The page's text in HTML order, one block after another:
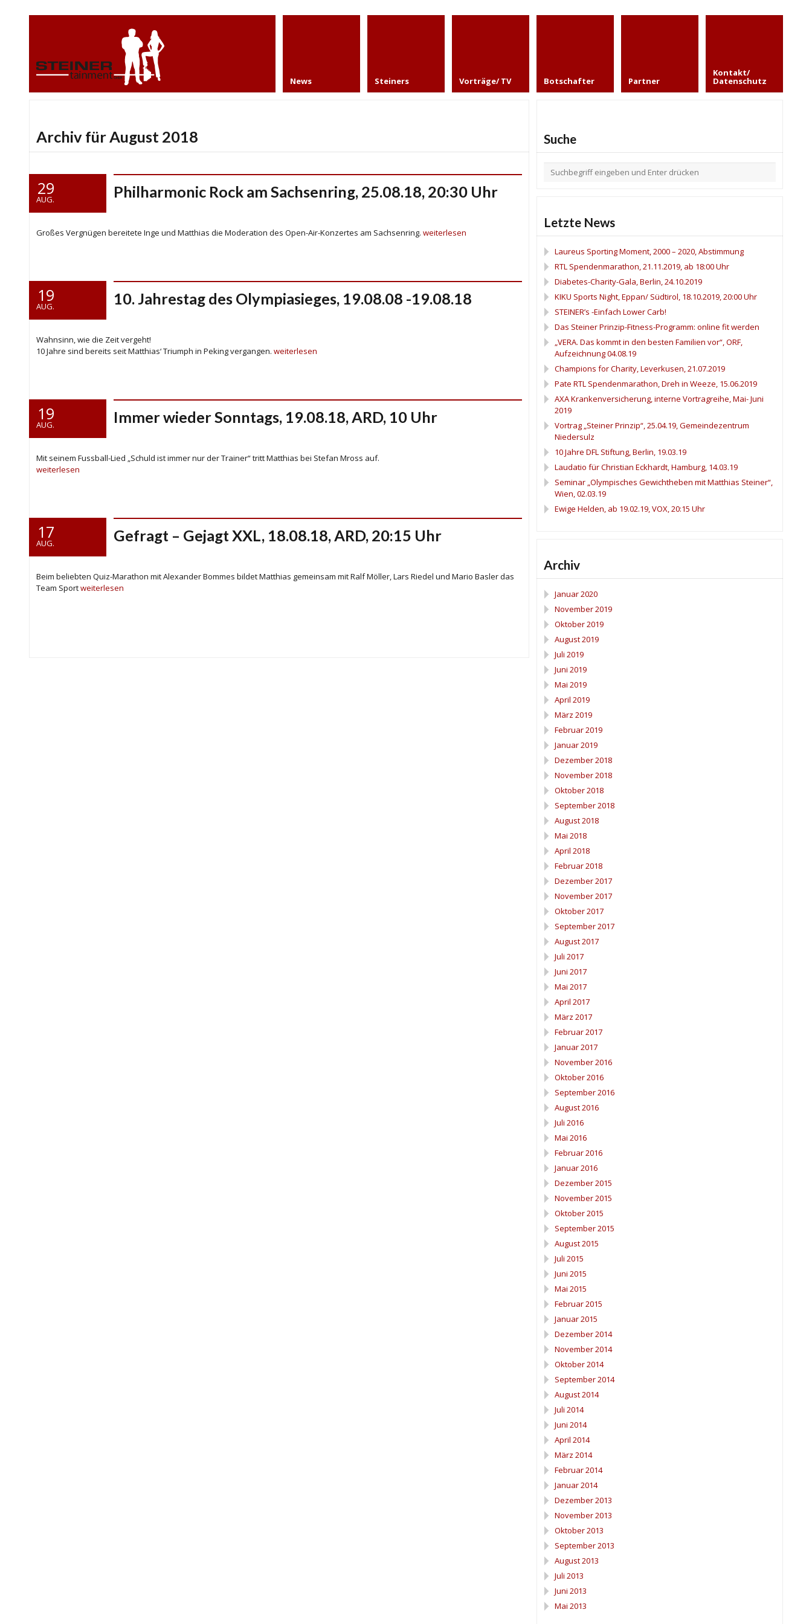
News Steiners Vorträge/ TV Botschafter Partner
Kontakt/
Datenschutz
Archiv für August 2018
29
AUG. Philharmonic Rock am Sachsenring, 25.08.18, 20:30 Uhr
Großes Vergnügen bereitete Inge und Matthias die Moderation des Open-Air-Konzertes am Sachsenring. weiterlesen
19
AUG. 10. Jahrestag des Olympiasieges, 19.08.08 -19.08.18
Wahnsinn, wie die Zeit vergeht!
10 Jahre sind bereits seit Matthias‘ Triumph in Peking vergangen. weiterlesen
19
AUG. Immer wieder Sonntags, 19.08.18, ARD, 10 Uhr
Mit seinem Fussball-Lied „Schuld ist immer nur der Trainer“ tritt Matthias bei Stefan Mross auf.
weiterlesen
17
AUG. Gefragt – Gejagt XXL, 18.08.18, ARD, 20:15 Uhr
Beim beliebten Quiz-Marathon mit Alexander Bommes bildet Matthias gemeinsam mit Ralf Möller, Lars Riedel und Mario Basler das
Team Sportweiterlesen
Suche
Letzte News
Laureus Sporting Moment, 2000 – 2020, Abstimmung
RTL Spendenmarathon, 21.11.2019, ab 18:00 Uhr
Diabetes-Charity-Gala, Berlin, 24.10.2019
KIKU Sports Night, Eppan/ Südtirol, 18.10.2019, 20:00 Uhr
STEINER’s -Einfach Lower Carb!
Das Steiner Prinzip-Fitness-Programm: online fit werden
„VERA. Das kommt in den besten Familien vor“, ORF,
Aufzeichnung 04.08.19
Champions for Charity, Leverkusen, 21.07.2019
Pate RTL Spendenmarathon, Dreh in Weeze, 15.06.2019
AXA Krankenversicherung, interne Vortragreihe, Mai- Juni
2019
Vortrag „Steiner Prinzip“, 25.04.19, Gemeindezentrum
Niedersulz
10 Jahre DFL Stiftung, Berlin, 19.03.19
Laudatio für Christian Eckhardt, Hamburg, 14.03.19
Seminar „Olympisches Gewichtheben mit Matthias Steiner“,
Wien, 02.03.19
Ewige Helden, ab 19.02.19, VOX, 20:15 Uhr
Archiv
Januar 2020
November 2019
Oktober 2019
August 2019
Juli 2019
Juni 2019
Mai 2019
April 2019
März 2019
Februar 2019
Januar 2019
Dezember 2018
November 2018
Oktober 2018
September 2018
August 2018
Mai 2018
April 2018
Februar 2018
Dezember 2017
November 2017
Oktober 2017
September 2017
August 2017
Juli 2017
Juni 2017
Mai 2017
April 2017
März 2017
Februar 2017
Januar 2017
November 2016
Oktober 2016
September 2016
August 2016
Juli 2016
Mai 2016
Februar 2016
Januar 2016
Dezember 2015
November 2015
Oktober 2015
September 2015
August 2015
Juli 2015
Juni 2015
Mai 2015
Februar 2015
Januar 2015
Dezember 2014
November 2014
Oktober 2014
September 2014
August 2014
Juli 2014
Juni 2014
April 2014
März 2014
Februar 2014
Januar 2014
Dezember 2013
November 2013
Oktober 2013
September 2013
August 2013
Juli 2013
Juni 2013
Mai 2013